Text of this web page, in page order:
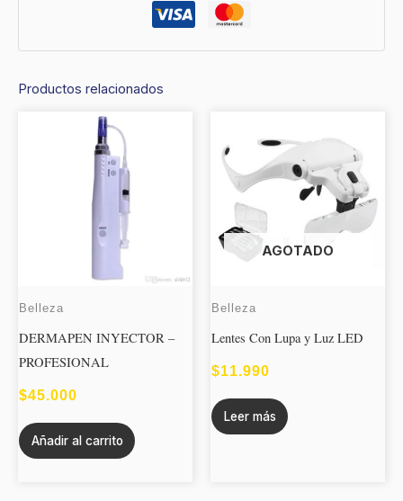
Productos relacionados
Belleza
DERMAPEN INYECTOR –
PROFESIONAL
$45.000
Añadir al carrito
AGOTADO
Belleza
Lentes Con Lupa y Luz LED
$11.990
Leer más